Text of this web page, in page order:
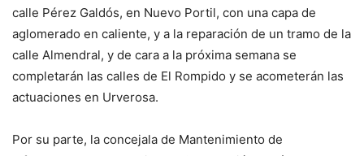
calle Pérez Galdós, en Nuevo Portil, con una capa de
aglomerado en caliente, y a la reparación de un tramo de la
calle Almendral, y de cara a la próxima semana se
completarán las calles de El Rompido y se acometerán las
actuaciones en Urverosa.
Por su parte, la concejala de Mantenimiento de